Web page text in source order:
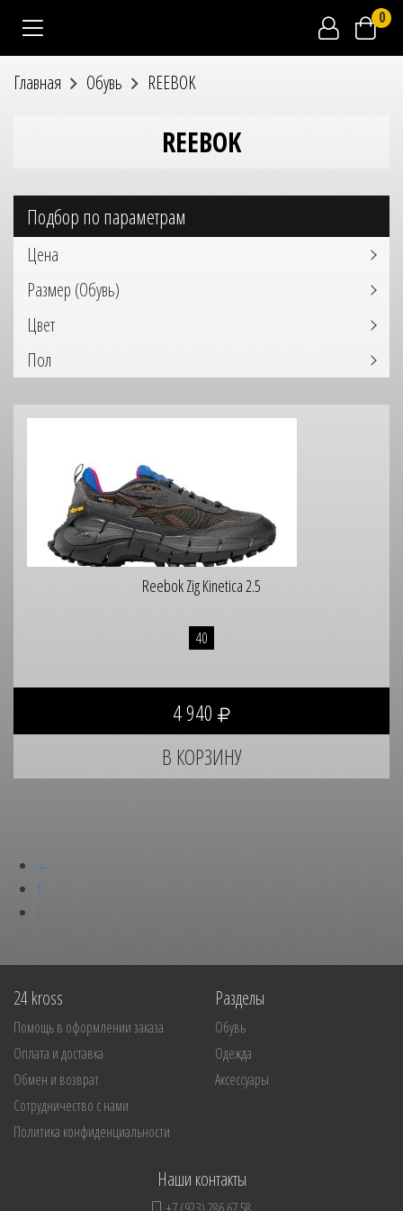
0
Главная Обувь REEBOK
REEBOK
Подбор по параметрам
Цена
Размер (Обувь)
Цвет
Пол
Reebok Zig Kinetica 2.5
40
4 940
←
1
2
24 kross
Помощь в оформлении заказа
Оплата и доставка
Обмен и возврат
Сотрудничество с нами
Политика конфиденциальности
Разделы
Обувь
Одежда
Аксессуары
Наши контакты